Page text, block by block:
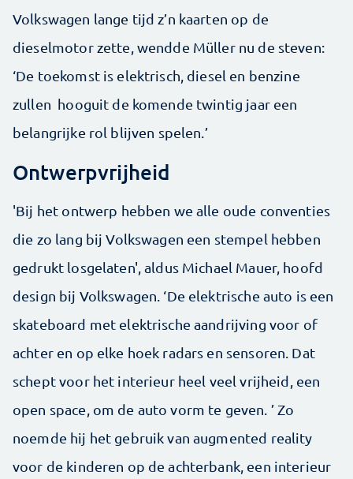
Volkswagen lange tijd z’n kaarten op de
dieselmotor zette, wendde Müller nu de steven:
‘De toekomst is elektrisch, diesel en benzine
zullen hooguit de komende twintig jaar een
belangrijke rol blijven spelen.’
Ontwerpvrijheid
'Bij het ontwerp hebben we alle oude conventies
die zo lang bij Volkswagen een stempel hebben
gedrukt losgelaten', aldus Michael Mauer, hoofd
design bij Volkswagen. ‘De elektrische auto is een
skateboard met elektrische aandrijving voor of
achter en op elke hoek radars en sensoren. Dat
schept voor het interieur heel veel vrijheid, een
open space, om de auto vorm te geven. ’ Zo
noemde hij het gebruik van augmented reality
voor de kinderen op de achterbank, een interieur